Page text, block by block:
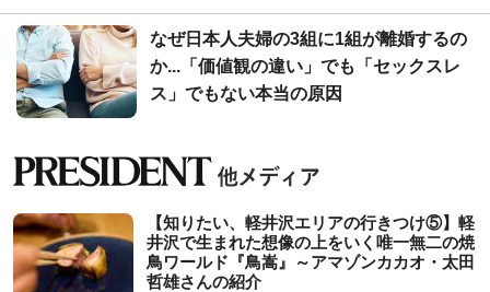
なぜ日本人夫婦の3組に1組が離婚するの
か...「価値観の違い」でも「セックスレ
ス」でもない本当の原因
【知りたい、軽井沢エリアの行きつけ⑤】軽
井沢で生まれた想像の上をいく唯一無二の焼
鳥ワールド『鳥嵩』～アマゾンカカオ・太田
哲雄さんの紹介